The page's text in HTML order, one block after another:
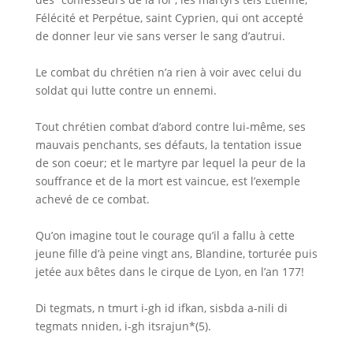
Félécité et Perpétue, saint Cyprien, qui ont accepté
de donner leur vie sans verser le sang d’autrui.
Le combat du chrétien n’a rien à voir avec celui du
soldat qui lutte contre un ennemi.
Tout chrétien combat d’abord contre lui-même, ses
mauvais penchants, ses défauts, la tentation issue
de son coeur; et le martyre par lequel la peur de la
souffrance et de la mort est vaincue, est l’exemple
achevé de ce combat.
Qu’on imagine tout le courage qu’il a fallu à cette
jeune fille d’à peine vingt ans, Blandine, torturée puis
jetée aux bêtes dans le cirque de Lyon, en l’an 177!
Di tegmats, n tmurt i-gh id ifkan, sisbda a-nili di
tegmats nniden, i-gh itsrajun*(5).